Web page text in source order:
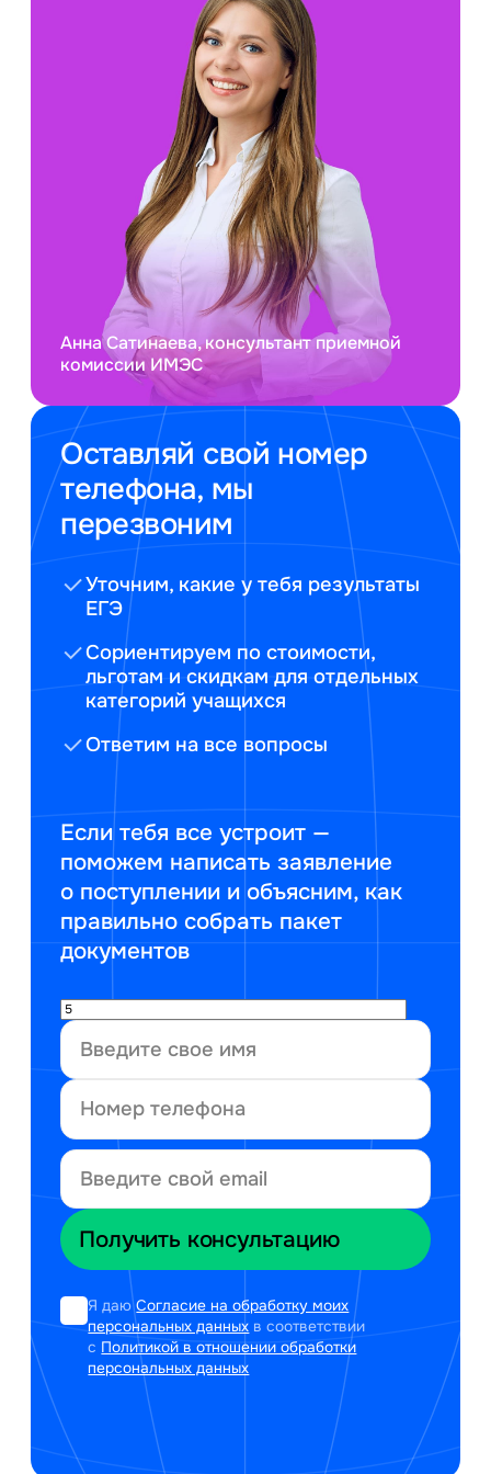
Оставляй свой номер
телефона, мы
перезвоним
Уточним, какие у тебя результаты
ЕГЭ
Сориентируем по стоимости,
льготам и скидкам для отдельных
категорий учащихся
Ответим на все вопросы
Если тебя все устроит —
поможем написать заявление
о поступлении и объясним, как
правильно собрать пакет
документов
Я даюСогласие на обработку моих
персональных данных в соответствии
с Политикой в отношении обработки
персональных данных
Анна Сатинаева, консультант приемной
комиссии ИМЭС